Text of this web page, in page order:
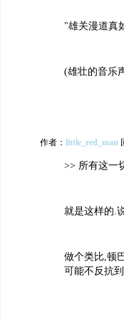
"雄关漫道真
(雄壮的音乐
作者： little_red_man
>> 所有这一
就是这样的.
做个类比,顿
可能不反抗